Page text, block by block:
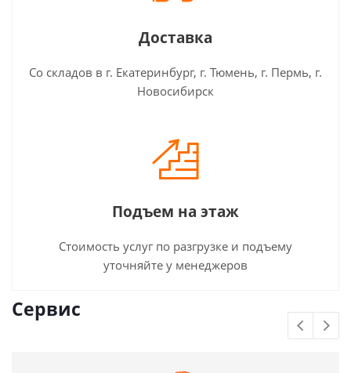
Доставка
Со складов в г. Екатеринбург, г. Тюмень, г. Пермь, г.
Новосибирск
Подъем на этаж
Стоимость услуг по разгрузке и подъему
уточняйте у менеджеров
Сервис